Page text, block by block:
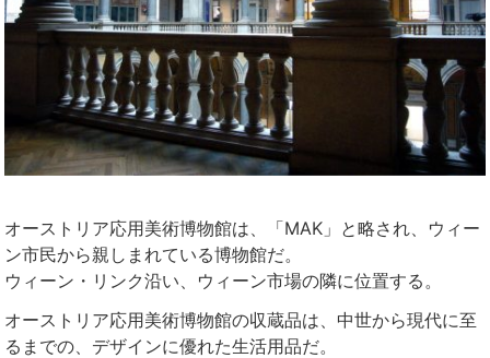
オーストリア応用美術博物館は、「MAK」と略され、ウィー
ン市民から親しまれている博物館だ。
ウィーン・リンク沿い、ウィーン市場の隣に位置する。
オーストリア応用美術博物館の収蔵品は、中世から現代に至
るまでの、デザインに優れた生活用品だ。